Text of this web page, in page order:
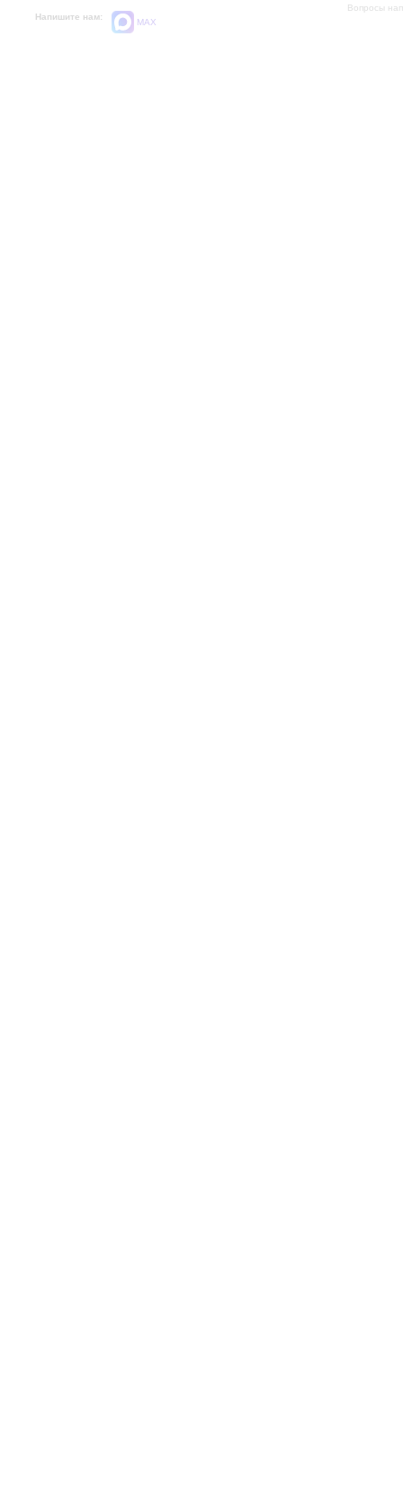
Напишите нам:
MAX
Вопросы